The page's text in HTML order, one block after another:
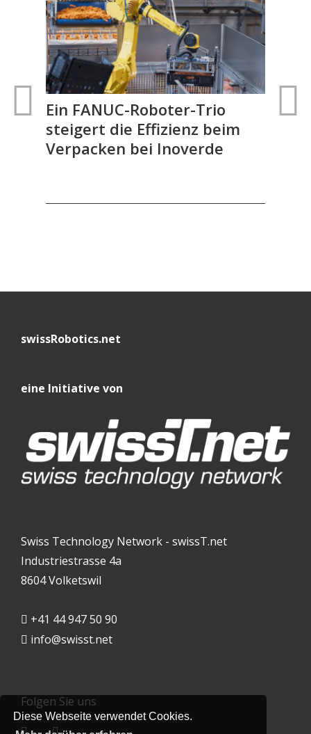
Diese Webseite verwendet Cookies.
Ein FANUC-Roboter-Trio
steigert die Effizienz beim
Verpacken bei Inoverde
swissRobotics.net
eine Initiative von
Swiss Technology Network - swissT.net
Industriestrasse 4a
8604 Volketswil
+41 44 947 50 90
info@swisst.net
Folgen Sie uns